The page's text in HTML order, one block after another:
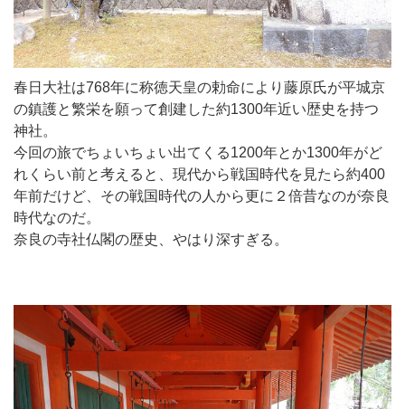
春日大社は768年に称徳天皇の勅命により藤原氏が平城京
の鎮護と繁栄を願って創建した約1300年近い歴史を持つ
神社。
今回の旅でちょいちょい出てくる1200年とか1300年がど
れくらい前と考えると、現代から戦国時代を見たら約400
年前だけど、その戦国時代の人から更に２倍昔なのが奈良
時代なのだ。
奈良の寺社仏閣の歴史、やはり深すぎる。